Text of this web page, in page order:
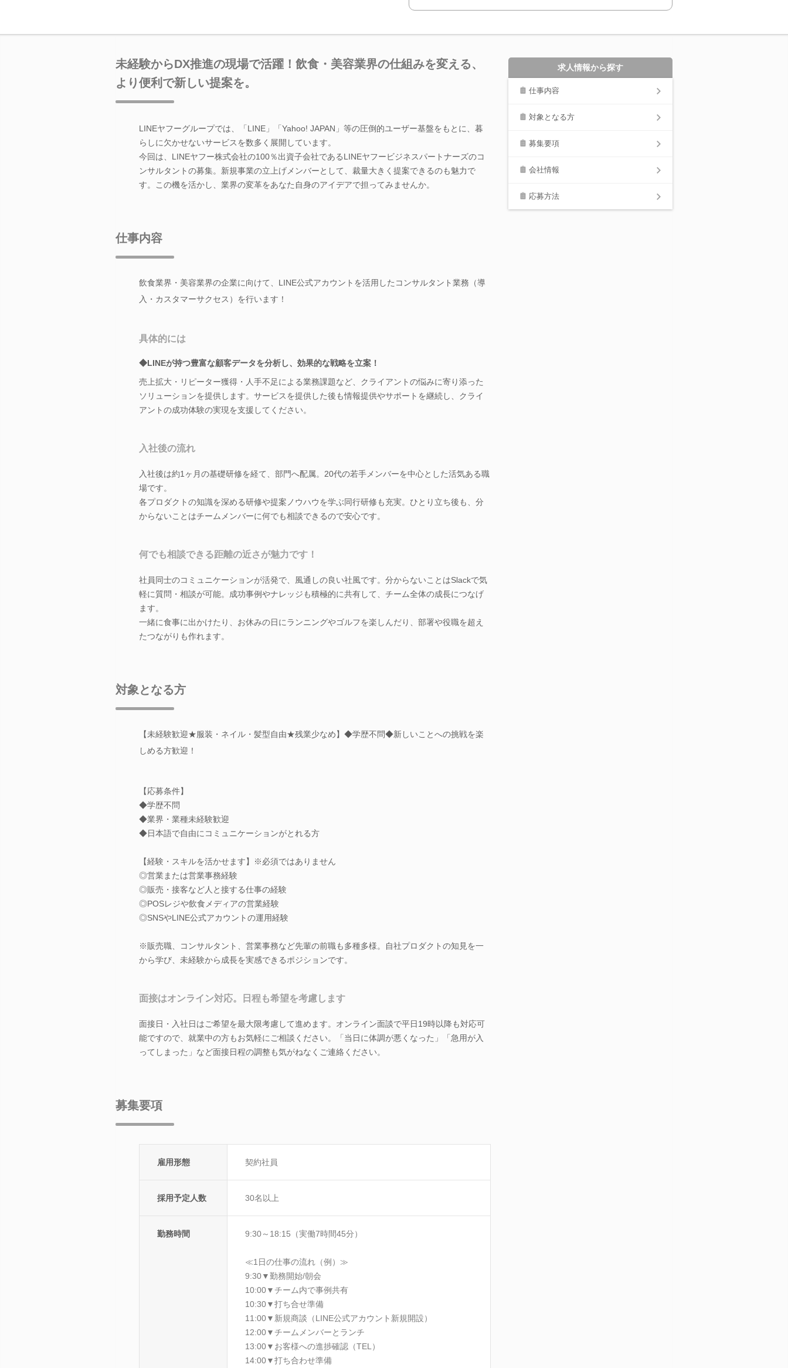
未経験からDX推進の現場で活躍！飲食・美容業界の仕組みを変える、
より便利で新しい提案を。
LINEヤフーグループでは、「LINE」「Yahoo! JAPAN」等の圧倒的ユーザー基盤をもとに、暮
らしに欠かせないサービスを数多く展開しています。
今回は、LINEヤフー株式会社の100％出資子会社であるLINEヤフービジネスパートナーズのコ
ンサルタントの募集。新規事業の立上げメンバーとして、裁量大きく提案できるのも魅力で
す。この機を活かし、業界の変革をあなた自身のアイデアで担ってみませんか。
仕事内容
飲食業界・美容業界の企業に向けて、LINE公式アカウントを活用したコンサルタント業務（導
入・カスタマーサクセス）を行います！
具体的には
◆LINEが持つ豊富な顧客データを分析し、効果的な戦略を立案！
売上拡大・リピーター獲得・人手不足による業務課題など、クライアントの悩みに寄り添った
ソリューションを提供します。サービスを提供した後も情報提供やサポートを継続し、クライ
アントの成功体験の実現を支援してください。
入社後の流れ
入社後は約1ヶ月の基礎研修を経て、部門へ配属。20代の若手メンバーを中心とした活気ある職
場です。
各プロダクトの知識を深める研修や提案ノウハウを学ぶ同行研修も充実。ひとり立ち後も、分
からないことはチームメンバーに何でも相談できるので安心です。
何でも相談できる距離の近さが魅力です！
社員同士のコミュニケーションが活発で、風通しの良い社風です。分からないことはSlackで気
軽に質問・相談が可能。成功事例やナレッジも積極的に共有して、チーム全体の成長につなげ
ます。
一緒に食事に出かけたり、お休みの日にランニングやゴルフを楽しんだり、部署や役職を超え
たつながりも作れます。
対象となる方
【未経験歓迎★服装・ネイル・髪型自由★残業少なめ】◆学歴不問◆新しいことへの挑戦を楽
しめる方歓迎！
【応募条件】
◆学歴不問
◆業界・業種未経験歓迎
◆日本語で自由にコミュニケーションがとれる方
【経験・スキルを活かせます】※必須ではありません
◎営業または営業事務経験
◎販売・接客など人と接する仕事の経験
◎POSレジや飲食メディアの営業経験
◎SNSやLINE公式アカウントの運用経験
※販売職、コンサルタント、営業事務など先輩の前職も多種多様。自社プロダクトの知見を一
から学び、未経験から成長を実感できるポジションです。
面接はオンライン対応。日程も希望を考慮します
面接日・入社日はご希望を最大限考慮して進めます。オンライン面談で平日19時以降も対応可
能ですので、就業中の方もお気軽にご相談ください。「当日に体調が悪くなった」「急用が入
ってしまった」など面接日程の調整も気がねなくご連絡ください。
募集要項
雇用形態 契約社員
採用予定人数 30名以上
勤務時間 9:30～18:15（実働7時間45分）
≪1日の仕事の流れ（例）≫
9:30▼勤務開始/朝会
10:00▼チーム内で事例共有
10:30▼打ち合せ準備
11:00▼新規商談（LINE公式アカウント新規開設）
12:00▼チームメンバーとランチ
13:00▼お客様への進捗確認（TEL）
14:00▼打ち合わせ準備
求人情報から探す
仕事内容
対象となる方
募集要項
会社情報
応募方法